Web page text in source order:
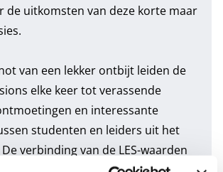
de uitkomsten van deze korte maar
van een lekker ontbijt leiden de
elke keer tot verassende
en interessante
studenten en leiders uit het
verbinding van de LES-waarden